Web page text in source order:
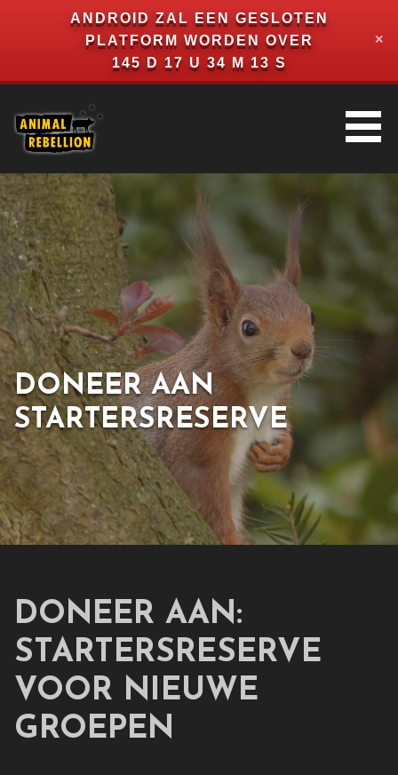
ANDROID ZAL EEN GESLOTEN
PLATFORM WORDEN OVER
145 D 17 U 34 M 13 S
✕
ANIMAL REBELLION
NETHERLANDS
DONEER AAN
STARTERSRESERVE
DONEER AAN:
STARTERSRESERVE
VOOR NIEUWE
GROEPEN